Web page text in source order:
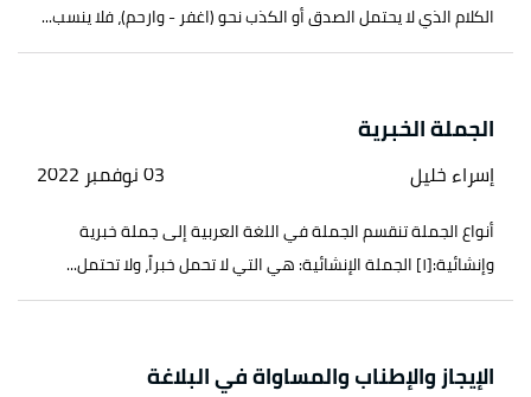
الكلام الذي لا يحتمل الصدق أو الكذب نحو (اغفر - وارحم)، فلا ينسب...
الجملة الخبرية
إسراء خليل 03 نوفمبر 2022
أنواع الجملة تنقسم الجملة في اللغة العربية إلى جملة خبرية
وإنشائية:[١] الجملة الإنشائية: هي التي لا تحمل خبراً، ولا تحتمل...
الإيجاز والإطناب والمساواة في البلاغة